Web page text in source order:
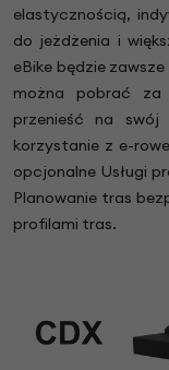
elastycznością,
do jeżdżenia i
eBike będzie
można pobrać za
przenieść na swój
korzystanie z e-
opcjonalne Usługi
Planowanie tras
profilami tras.